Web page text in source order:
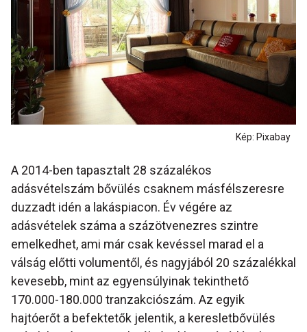
Kép: Pixabay
A 2014-ben tapasztalt 28 százalékos
adásvételszám bővülés csaknem másfélszeresre
duzzadt idén a lakáspiacon. Év végére az
adásvételek száma a százötvenezres szintre
emelkedhet, ami már csak kevéssel marad el a
válság előtti volumentől, és nagyjából 20 százalékkal
kevesebb, mint az egyensúlyinak tekinthető
170.000-180.000 tranzakciószám. Az egyik
hajtóerőt a befektetők jelentik, a keresletbővülés